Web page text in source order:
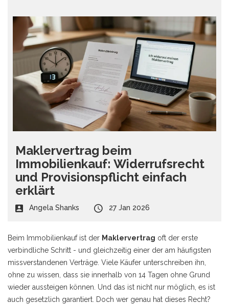
Maklervertrag beim
Immobilienkauf: Widerrufsrecht
und Provisionspflicht einfach
erklärt
Angela Shanks 27 Jan 2026
Beim Immobilienkauf ist der Maklervertrag oft der erste
verbindliche Schritt - und gleichzeitig einer der am häufigsten
missverstandenen Verträge. Viele Käufer unterschreiben ihn,
ohne zu wissen, dass sie innerhalb von 14 Tagen ohne Grund
wieder aussteigen können. Und das ist nicht nur möglich, es ist
auch gesetzlich garantiert. Doch wer genau hat dieses Recht?